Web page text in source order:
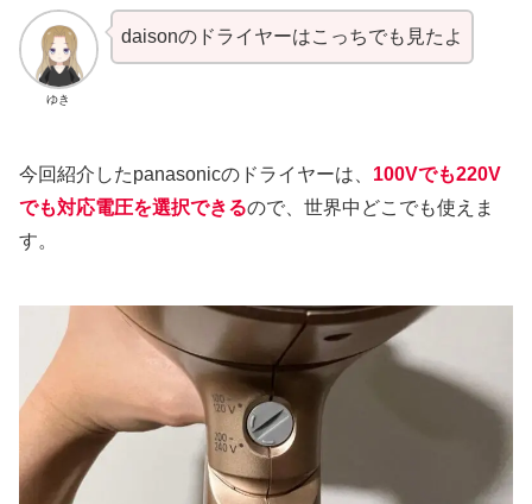
ゆき
daisonのドライヤーはこっちでも見たよ
今回紹介したpanasonicのドライヤーは、 100Vでも220V
でも対応電圧を選択できるので、世界中どこでも使えま
す。